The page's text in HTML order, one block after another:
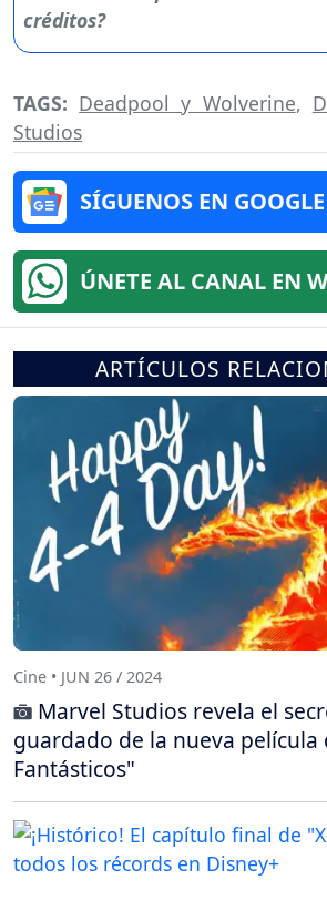
TAGS: Deadpool y Wolverine,
Studios
SÍGUENOS EN
ÚNETE AL CANAL EN
ARTÍCULOS
Cine • JUN 26 / 2024
Marvel Studios revela el
guardado de la nueva película
Fantásticos"